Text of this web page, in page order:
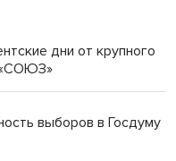
дни от крупного
«СОЮЗ»
выборов в Госдуму